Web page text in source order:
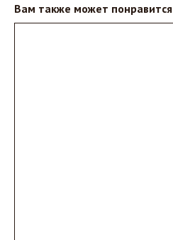
Вам также может понравится